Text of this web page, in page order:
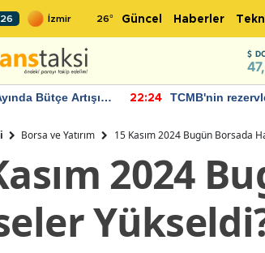
26° Güncel Haberler
Bütçe Artışı
22:24
TCMB'nin
Borsa ve Yatırım 15 Kasım 2024 Bugün Borsada
2024